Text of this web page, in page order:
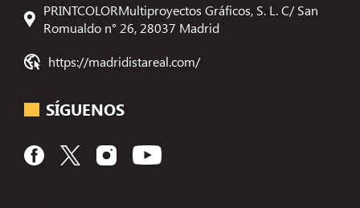
PRINTCOLORMultiproyectos Gráficos, S. L. C/ San
Romualdo n° 26, 28037 Madrid
https://madridistareal.com/
SÍGUENOS